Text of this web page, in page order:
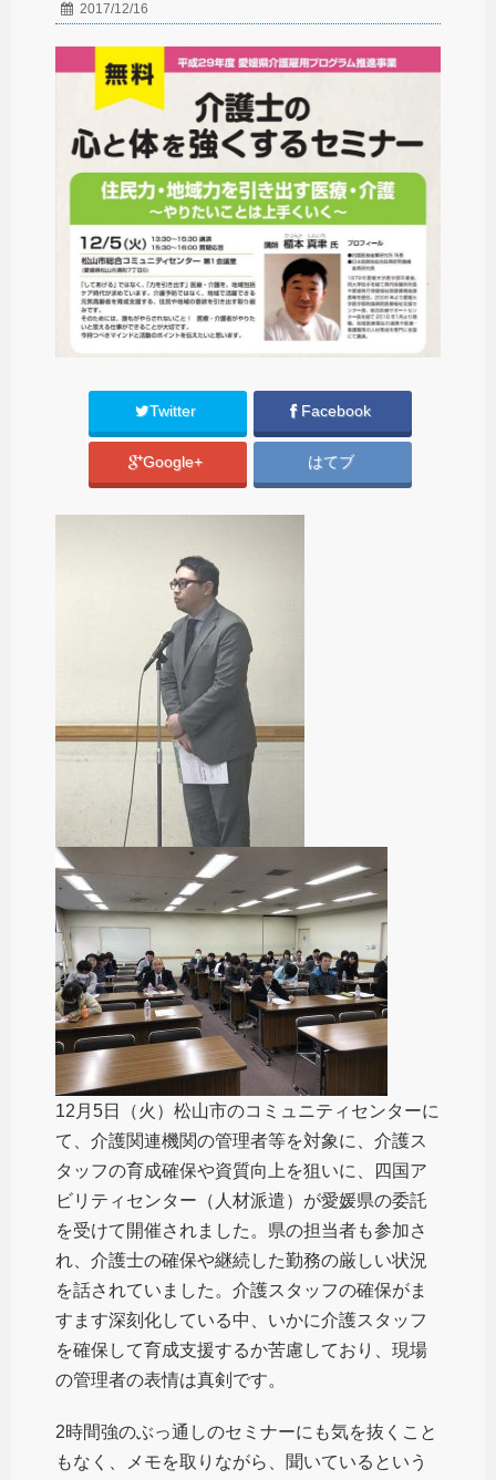
2017/12/16
Twitter Facebook
Google+ はてブ
12月5日（火）松山市のコミュニティセンターに
て、介護関連機関の管理者等を対象に、介護ス
タッフの育成確保や資質向上を狙いに、四国ア
ビリティセンター（人材派遣）が愛媛県の委託
を受けて開催されました。県の担当者も参加さ
れ、介護士の確保や継続した勤務の厳しい状況
を話されていました。介護スタッフの確保がま
すます深刻化している中、いかに介護スタッフ
を確保して育成支援するか苦慮しており、現場
の管理者の表情は真剣です。
2時間強のぶっ通しのセミナーにも気を抜くこと
もなく、メモを取りながら、聞いているという